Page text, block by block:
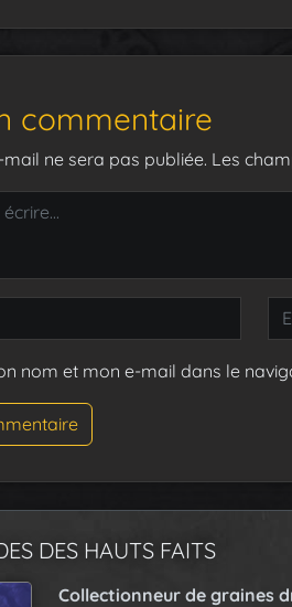
commentaire
ne sera pas publiée. Les
nom et mon e-mail dans le
DES HAUTS FAITS
Collectionneur de graines